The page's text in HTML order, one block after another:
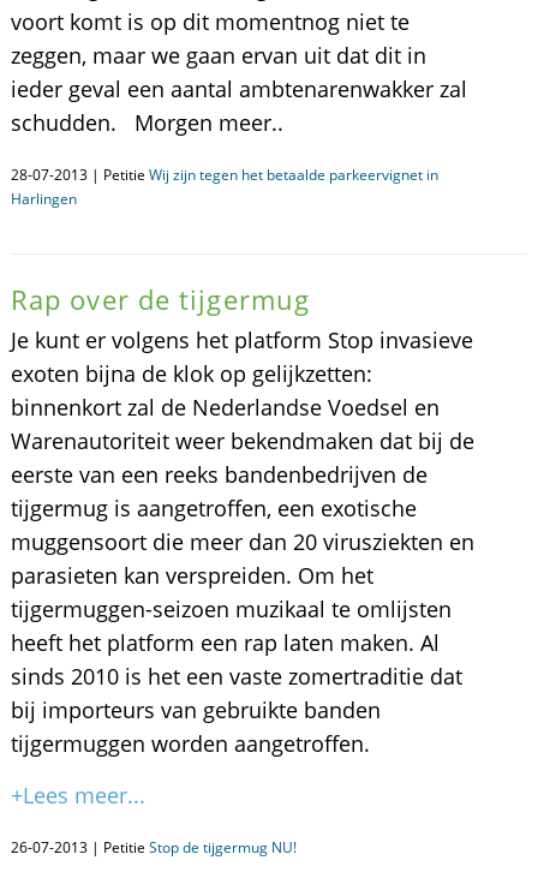
voort komt is op dit momentnog niet te
zeggen, maar we gaan ervan uit dat dit in
ieder geval een aantal ambtenarenwakker zal
schudden. Morgen meer..
28-07-2013 | Petitie Wij zijn tegen het betaalde parkeervignet in
Harlingen
Rap over de tijgermug
Je kunt er volgens het platform Stop invasieve
exoten bijna de klok op gelijkzetten:
binnenkort zal de Nederlandse Voedsel en
Warenautoriteit weer bekendmaken dat bij de
eerste van een reeks bandenbedrijven de
tijgermug is aangetroffen, een exotische
muggensoort die meer dan 20 virusziekten en
parasieten kan verspreiden. Om het
tijgermuggen-seizoen muzikaal te omlijsten
heeft het platform een rap laten maken. Al
sinds 2010 is het een vaste zomertraditie dat
bij importeurs van gebruikte banden
tijgermuggen worden aangetroffen.
+Lees meer...
26-07-2013 | Petitie Stop de tijgermug NU!